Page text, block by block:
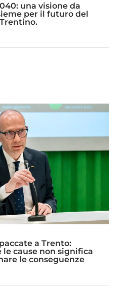
una visione da
per il futuro del
Trentino.
a Trento:
cause non significa
le conseguenze